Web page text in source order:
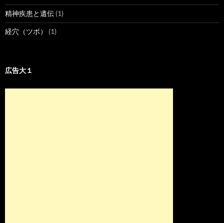
精神疾患と遺伝 (1)
経穴（ツボ） (1)
広告大１